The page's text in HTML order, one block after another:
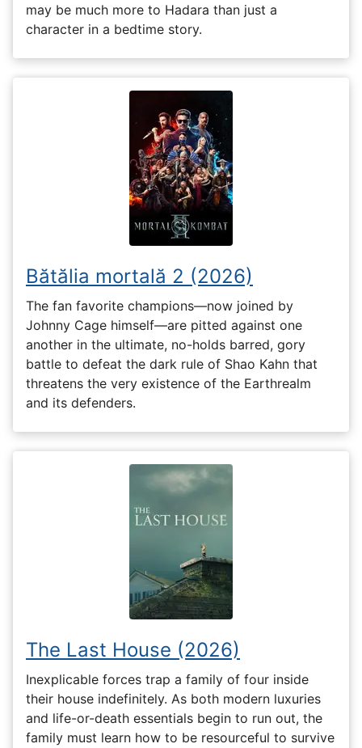
may be much more to Hadara than just a
character in a bedtime story.
Bătălia mortală 2 (2026)
The fan favorite champions—now joined by
Johnny Cage himself—are pitted against one
another in the ultimate, no-holds barred, gory
battle to defeat the dark rule of Shao Kahn that
threatens the very existence of the Earthrealm
and its defenders.
The Last House (2026)
Inexplicable forces trap a family of four inside
their house indefinitely. As both modern luxuries
and life-or-death essentials begin to run out, the
family must learn how to be resourceful to survive